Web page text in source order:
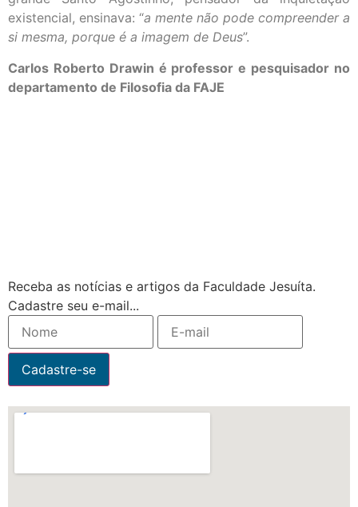
existencial, ensinava: “a mente não pode compreender a
si mesma, porque é a imagem de Deus”.
Carlos Roberto Drawin é professor e pesquisador no
departamento de Filosofia da FAJE
Receba as notícias e artigos da Faculdade Jesuíta.
Cadastre seu e-mail...